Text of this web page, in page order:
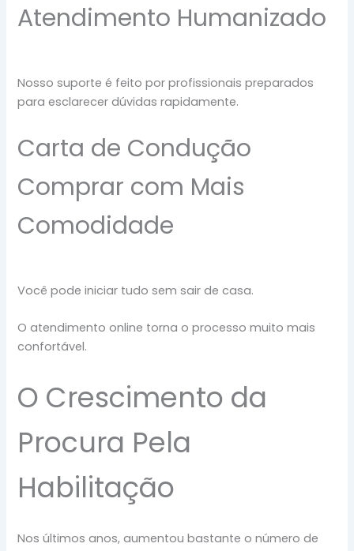
Atendimento Humanizado
Nosso suporte é feito por profissionais preparados
para esclarecer dúvidas rapidamente.
Carta de Condução
Comprar com Mais
Comodidade
Você pode iniciar tudo sem sair de casa.
O atendimento online torna o processo muito mais
confortável.
O Crescimento da
Procura Pela
Habilitação
Nos últimos anos, aumentou bastante o número de